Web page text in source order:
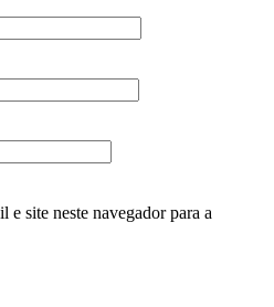
e site neste navegador para a